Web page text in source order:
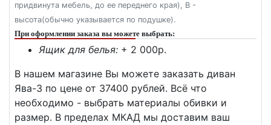
придвинута мебель, до ее переднего края), В -
высота(обычно указывается по подушке).
При оформлении заказа вы можете выбрать:
Ящик для белья: + 2 000p.
В нашем магазине Вы можете заказать диван
Ява-3 по цене от 37400 рублей. Всё что
необходимо - выбрать материалы обивки и
размер. В пределах МКАД мы доставим ваш